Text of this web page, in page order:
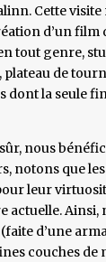
Cette
d’un film
tout genre,
plateau de
dont la seule
nous
notons que
leur
actuelle.
(faite d’une
couches de